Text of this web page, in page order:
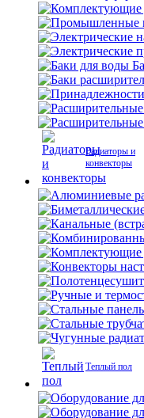
Радиаторы и
конвекторы
Теплый пол